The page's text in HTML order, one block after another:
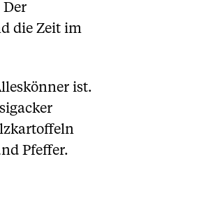
Der
die Zeit im
ist.
Pfeffer.